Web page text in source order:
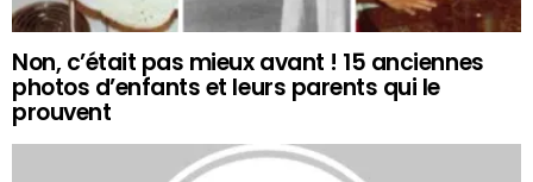
Non, c’était pas mieux avant ! 15 anciennes
photos d’enfants et leurs parents qui le
prouvent